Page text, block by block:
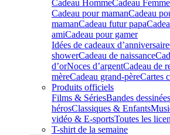
Cadeau HommeCadeau Femme
Cadeau pour mamanCadeau
mamanCadeau futur papa
amiCadeau pour gamer
Idées de cadeaux d’anniversaire
showerCadeau de naissance
d’orNoces d’argentCadeau de
mèreCadeau grand-pèreCartes
Produits officiels
Films & SériesBandes
hérosClassiques & Enfants
vidéo & E-sportsToutes les
T-shirt de la semaine